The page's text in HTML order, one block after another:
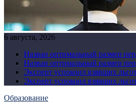
6 августа, 2026
Назван оптимальный размер
Назван оптимальный размер
Эксперт успокоил взявших
Эксперт успокоил взявших
Образование